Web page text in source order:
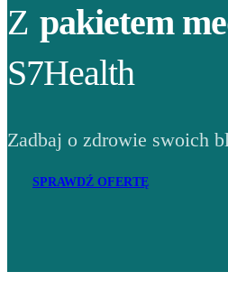
Z pakietem
S7Health
Zadbaj o zdrowie swoich
SPRAWDŹ OFERTĘ